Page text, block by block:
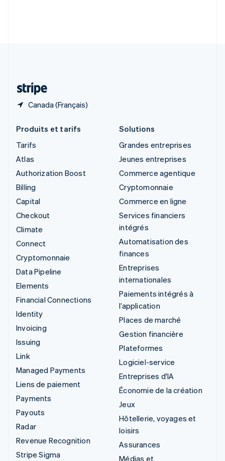
Canada (Français)
Produits et tarifs
Tarifs
Atlas
Authorization Boost
Billing
Capital
Checkout
Climate
Connect
Cryptomonnaie
Data Pipeline
Elements
Financial Connections
Identity
Invoicing
Issuing
Link
Managed Payments
Liens de paiement
Payments
Payouts
Radar
Revenue Recognition
Stripe Sigma
Solutions
Grandes entreprises
Jeunes entreprises
Commerce agentique
Cryptomonnaie
Commerce en ligne
Services financiers
intégrés
Automatisation des
finances
Entreprises
internationales
Paiements intégrés à
l’application
Places de marché
Gestion financière
Plateformes
Logiciel-service
Entreprises d'IA
Économie de la création
Jeux
Hôtellerie, voyages et
loisirs
Assurances
Médias et